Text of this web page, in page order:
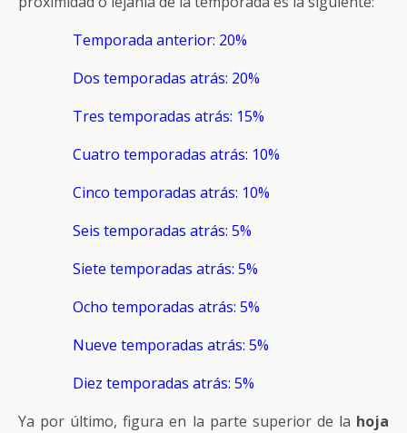
Temporada anterior: 20%
Dos temporadas atrás: 20%
Tres temporadas atrás: 15%
Cuatro temporadas atrás: 10%
Cinco temporadas atrás: 10%
Seis temporadas atrás: 5%
Siete temporadas atrás: 5%
Ocho temporadas atrás: 5%
Nueve temporadas atrás: 5%
Diez temporadas atrás: 5%
Ya por último, figura en la parte superior de la hoja